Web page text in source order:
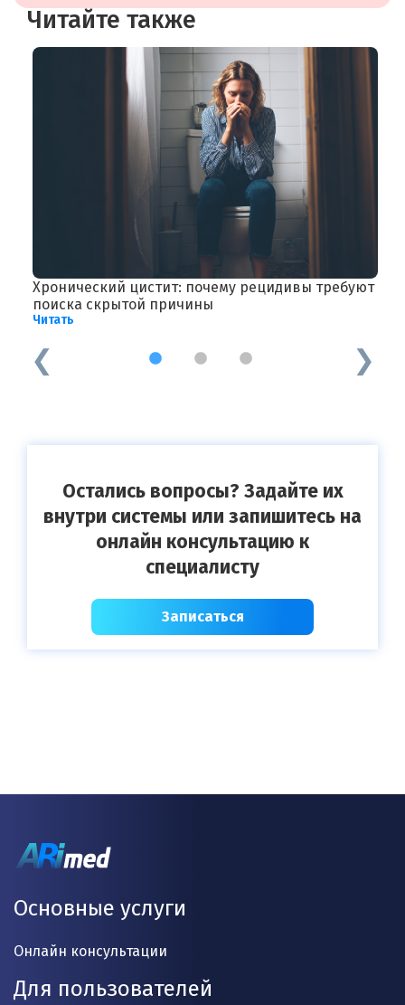
Читайте также
Хронический цистит: почему рецидивы требуют
поиска скрытой причины
Читать
1 2 3
Остались вопросы? Задайте их
внутри системы или запишитесь на
онлайн консультацию к
специалисту
Записаться
Основные услуги
Онлайн консультации
Для пользователей